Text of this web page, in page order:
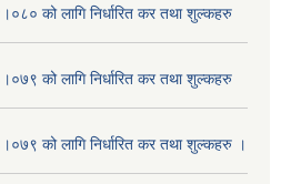
को लागि निर्धारित कर तथा शुल्कहरु
को लागि निर्धारित कर तथा शुल्कहरु
को लागि निर्धारित कर तथा शुल्कहरु ।